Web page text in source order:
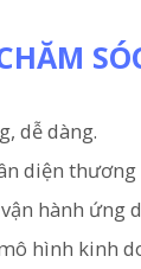
dễ dàng.
diện
hành ứng
hình kinh